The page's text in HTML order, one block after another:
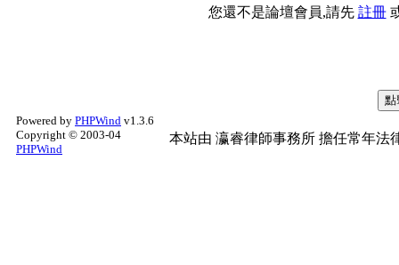
您還不是論壇會員,請先 註冊
Powered by PHPWind v1.3.6
Copyright © 2003-04
PHPWind
本站由 瀛睿律師事務所 擔任常年法